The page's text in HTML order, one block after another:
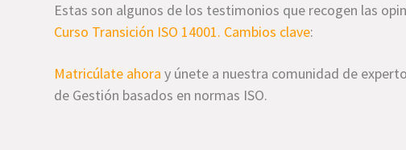
Estas son algunos de los testimonios que recogen las
Curso Transición ISO 14001. Cambios clave:
Matricúlate ahora y únete a nuestra comunidad de
de Gestión basados en normas ISO.